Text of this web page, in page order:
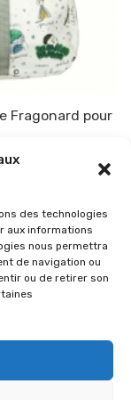
des technologies
aux informations
nous permettra
de navigation ou
ou de retirer son
Fragonard pour